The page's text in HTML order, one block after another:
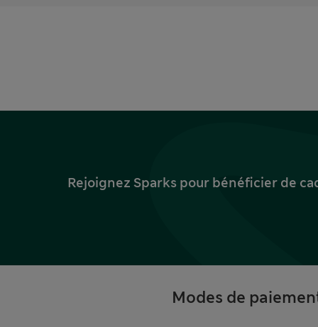
Rejoignez Sparks pour bénéficier de
Modes de